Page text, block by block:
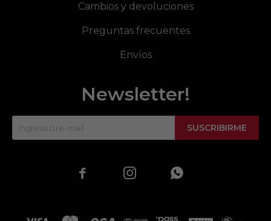
Cambios y devoluciones
Preguntas frecuentes
Envíos
Newsletter!
SUSCRIBIRME
  